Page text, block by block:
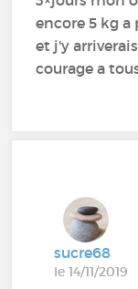
encore 5 kg
et j'y
courage a
sucre68
le 14/11/2019